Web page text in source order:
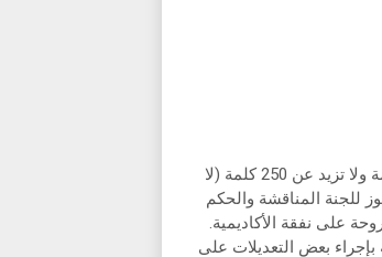
يجب أن تشتمل كل نسخة من الأطروحة على خلاصة للأطروحة لا تقل عن 200 كلمة ولا تزيد عن 250 كلمة (لا
الخلاصة جميع جوانب الأطروحة العلمية. 11) كما يجوز للجنة المناقشة والحكم
على نفقة الأكاديمية.
بعض التعديلات على